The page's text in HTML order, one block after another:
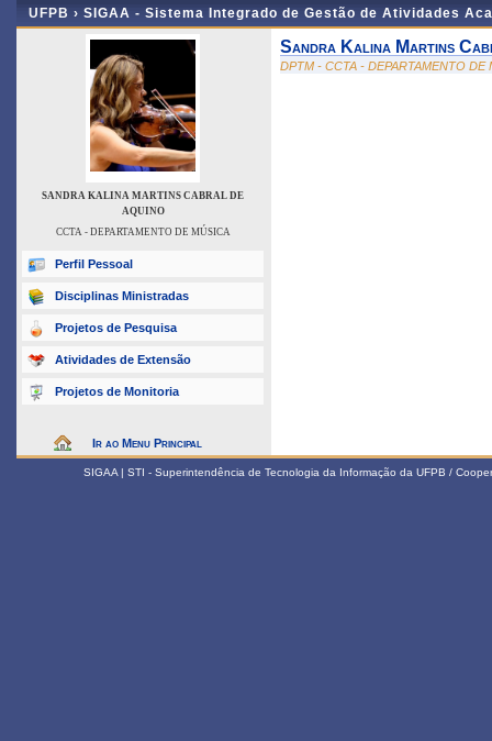
UFPB › SIGAA - Sistema Integrado de Gestão de Atividades
SANDRA KALINA MARTINS CABRAL DE
AQUINO
CCTA - DEPARTAMENTO DE MÚSICA
Perfil Pessoal
Disciplinas Ministradas
Projetos de Pesquisa
Atividades de Extensão
Projetos de Monitoria
Ir ao Menu Principal
Sandra Kalina Martins
DPTM - CCTA - DEPARTAMENTO DE
SIGAA | STI - Superintendência de Tecnologia da Informação da UFPB /